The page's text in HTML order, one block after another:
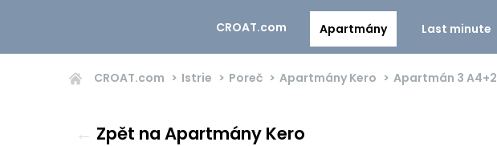
CROAT.com Apartmány Last minute
CROAT.com Istrie Poreč Apartmány Kero Apartmán 3 A4+2
← Zpět na Apartmány Kero